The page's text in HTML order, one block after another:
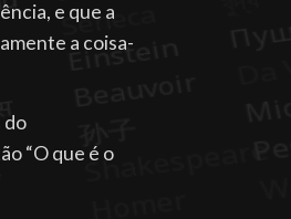
e que a
a coisa-
do
“O que é o